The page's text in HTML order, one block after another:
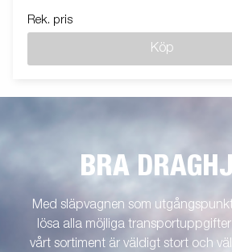
Rek. pris
Köp
BRA
Med släpvagnen som
lösa alla möjliga
vårt sortiment är väldigt stort och